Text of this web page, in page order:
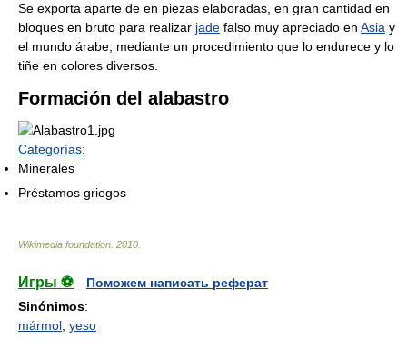
Se exporta aparte de en piezas elaboradas, en gran cantidad en
bloques en bruto para realizar jade falso muy apreciado en Asia y
el mundo árabe, mediante un procedimiento que lo endurece y lo
tiñe en colores diversos.
Formación del alabastro
Categorías:
Minerales
Préstamos griegos
Wikimedia foundation 2010
Игры ⚽
Поможем написать реферат
Sinónimos:
mármol, yeso